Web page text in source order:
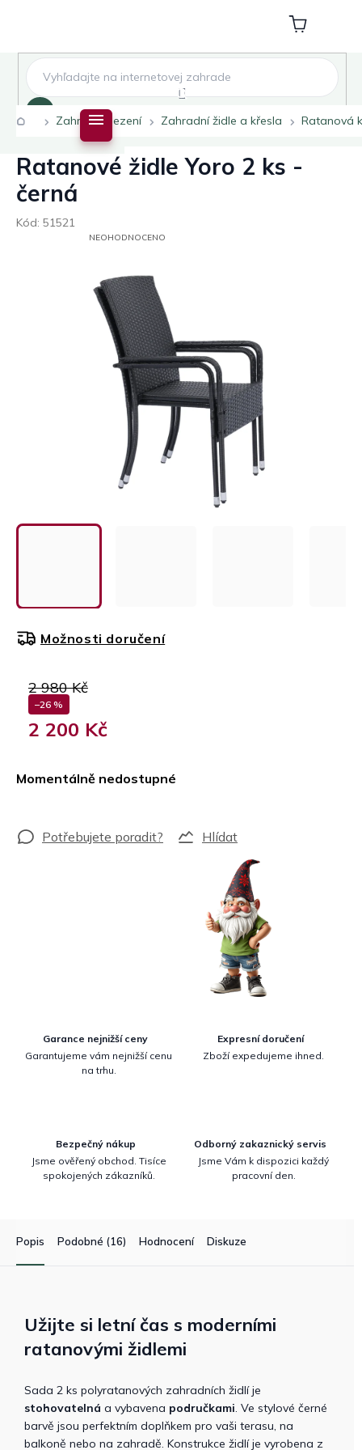
Nákupní
košík
DomůZahradní sezení Zahradní židle a křesla Ratanová
Ratanové židle Yoro 2 ks -
černá
Kód: 51521
PRŮMĚRNÉNEOHODNOCENO
2 980 Kč
–26 %
2 200 Kč
Momentálně nedostupné
Možnosti doručení
Hlídat
Garance nejnižší ceny
Garantujeme vám nejnižší cenu
na trhu.
Expresní doručení
Zboží expedujeme ihned.
Bezpečný nákup
Jsme ověřený obchod. Tisíce
spokojených zákazníků.
Odborný zakaznický servis
Jsme Vám k dispozici každý
pracovní den.
Popis Podobné (16) Hodnocení Diskuze
Užijte si letní čas s moderními
ratanovými židlemi
Sada 2 ks polyratanových zahradních židlí je
stohovatelná a vybavena područkami. Ve stylové černé
barvě jsou perfektním doplňkem pro vaši terasu, na
balkoně nebo na zahradě. Konstrukce židlí je vyrobena z